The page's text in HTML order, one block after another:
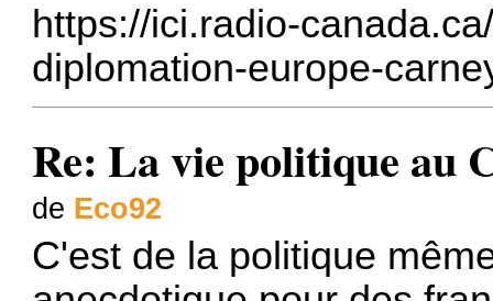
https://ici.radio-
diplomation-europe-
Re: La vie politique au
de Eco92
C'est de la politique